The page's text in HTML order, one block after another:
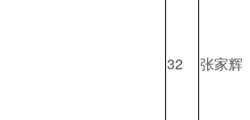
32 张家辉